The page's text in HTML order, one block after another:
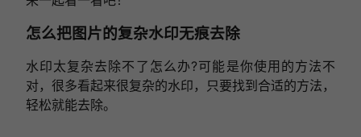
怎么把图片的复杂水印无痕去除
水印太复杂去除不了怎么办?可能是你使用的方法不
对，很多看起来很复杂的水印，只要找到合适的方法，
轻松就能去除。